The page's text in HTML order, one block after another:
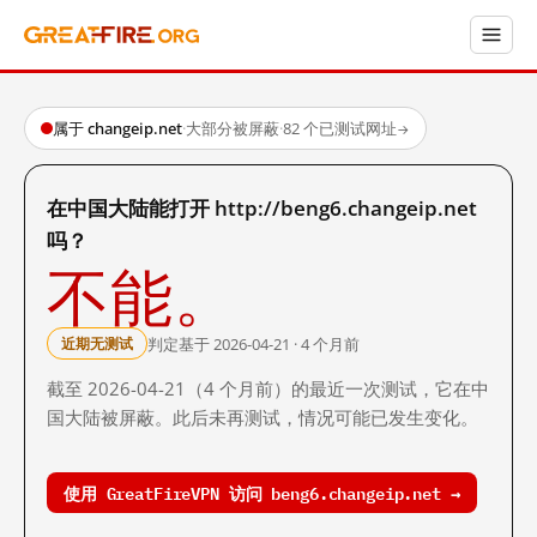
属于 changeip.net·大部分被屏蔽·82 个已测试网址→
在中国大陆能打开 http://beng6.changeip.net
吗？
不能。
近期无测试 判定基于 2026-04-21 · 4 个月前
截至 2026-04-21（4 个月前）的最近一次测试，它在中
国大陆被屏蔽。此后未再测试，情况可能已发生变化。
使用 GreatFireVPN 访问 beng6.changeip.net →